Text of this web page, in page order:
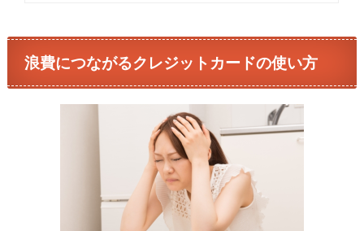
浪費につながるクレジットカードの使い方